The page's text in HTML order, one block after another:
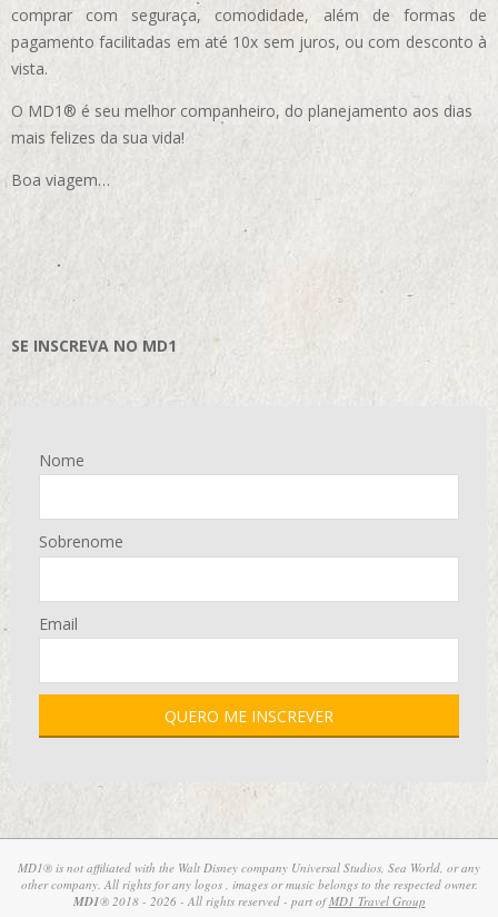
comprar com seguraça, comodidade, além de formas de
pagamento facilitadas em até 10x sem juros, ou com desconto à
vista.
O MD1® é seu melhor companheiro, do planejamento aos dias
mais felizes da sua vida!
Boa viagem…
SE INSCREVA NO MD1
Nome
Sobrenome
Email
MD1® is not affiliated with the Walt Disney company Universal Studios, Sea World, or any
other company. All rights for any logos , images or music belongs to the respected owner.
MD1® 2018 - 2026 - All rights reserved - part ofMD1 Travel Group